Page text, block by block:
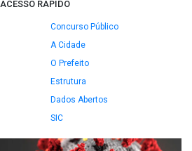
ACESSO RÁPIDO
Concurso Público
A Cidade
O Prefeito
Estrutura
Dados Abertos
SIC